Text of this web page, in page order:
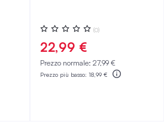
Valutazione:
0%
(0)
22,99 €
Prezzo normale: 27,99 €
Prezzo più basso: 18,99 €